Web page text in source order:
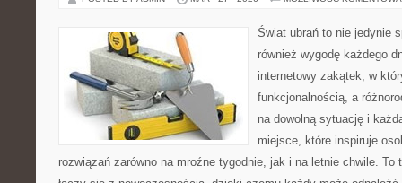
Świat ubrań to nie jedynie
również wygodę każdego
internetowy zakątek, w
funkcjonalnością, a
na dowolną sytuację i
miejsce, które inspiruje
rozwiązań zarówno na mroźne tygodnie, jak i na letnie chwile. To